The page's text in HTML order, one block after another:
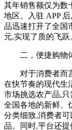
其年销售额仅为数
地区。入驻 APP
品迅速打开了全国
元,实现了质的飞跃
二，便捷购物
对于消费者而
在快节奏的现代生
市场挑选农产品,
全国各地的新鲜、
分类细致,消费者
品。同时,平台还